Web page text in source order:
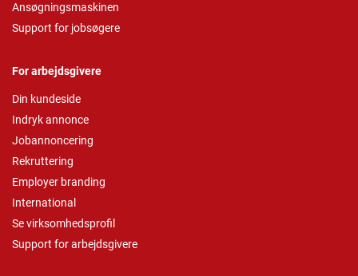
Ansøgningsmaskinen
Support for jobsøgere
For arbejdsgivere
Din kundeside
Indryk annonce
Jobannoncering
Rekruttering
Employer branding
International
Se virksomhedsprofil
Support for arbejdsgivere